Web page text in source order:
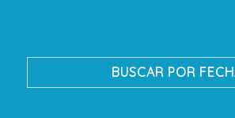
BUSCAR POR